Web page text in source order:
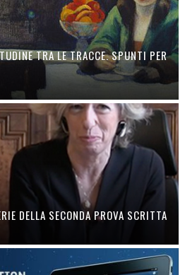
TRA LE TRACCE. SPUNTI PER
DELLA SECONDA PROVA SCRITTA